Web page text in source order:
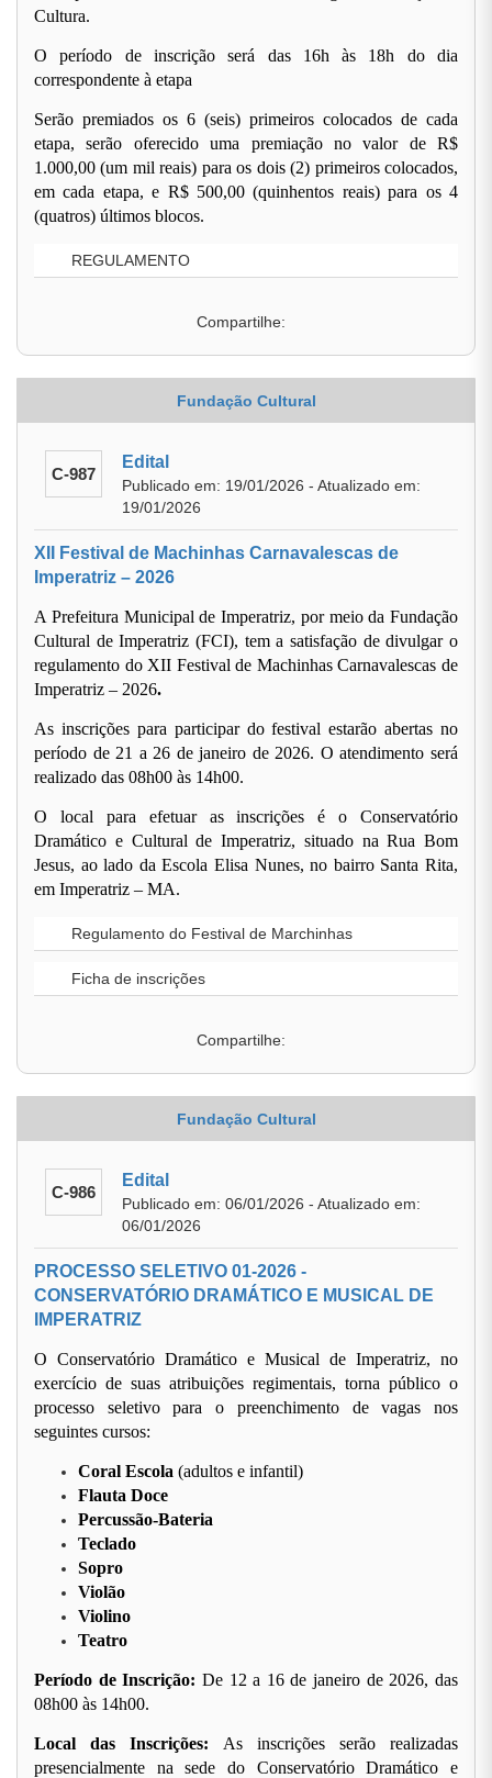
Cultura.
O período de inscrição será das 16h às 18h do dia
correspondente à etapa
Serão premiados os 6 (seis) primeiros colocados de cada
etapa, serão oferecido uma premiação no valor de R$
1.000,00 (um mil reais) para os dois (2) primeiros colocados,
em cada etapa, e R$ 500,00 (quinhentos reais) para os 4
(quatros) últimos blocos.
REGULAMENTO
Compartilhe:
Fundação Cultural
C-987
Edital
Publicado em: 19/01/2026 - Atualizado em:
19/01/2026
XII Festival de Machinhas Carnavalescas de
Imperatriz – 2026
A Prefeitura Municipal de Imperatriz, por meio da Fundação
Cultural de Imperatriz (FCI), tem a satisfação de divulgar o
regulamento do XII Festival de Machinhas Carnavalescas de
Imperatriz – 2026.
As inscrições para participar do festivalestarão abertas no
período de 21 a 26 de janeiro de 2026. O atendimento será
realizado das 08h00 às 14h00.
O local para efetuar as inscrições é o Conservatório
Dramático e Cultural de Imperatriz, situado na Rua Bom
Jesus, ao lado da Escola Elisa Nunes, no bairro Santa Rita,
em Imperatriz – MA.
Regulamento do Festival de Marchinhas
Ficha de inscrições
Compartilhe:
Fundação Cultural
C-986
Edital
Publicado em: 06/01/2026 - Atualizado em:
06/01/2026
PROCESSO SELETIVO 01-2026 -
CONSERVATÓRIO DRAMÁTICO E MUSICAL DE
IMPERATRIZ
O Conservatório Dramático e Musical de Imperatriz, no
exercício de suas atribuições regimentais, torna público o
processo seletivo para o preenchimento de vagas nos
seguintes cursos:
Coral Escola (adultos e infantil)
Flauta Doce
Percussão-Bateria
Teclado
Sopro
Violão
Violino
Teatro
Período de Inscrição: De 12 a 16 de janeiro de 2026, das
08h00 às 14h00.
Local das Inscrições: As inscrições serão realizadas
presencialmente na sede do Conservatório Dramático e